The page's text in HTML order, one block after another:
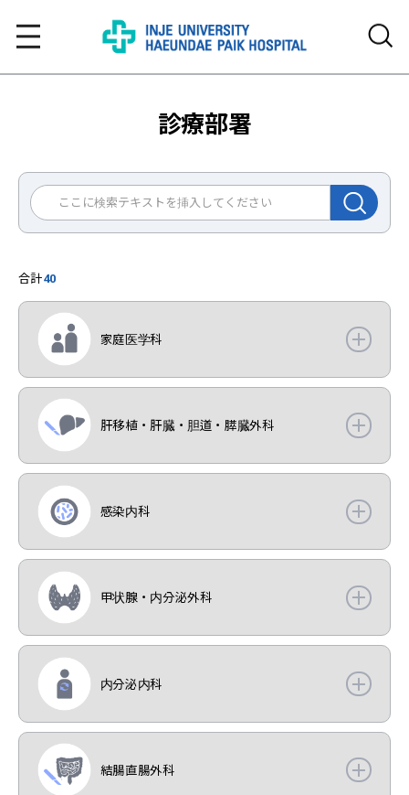
診療部署
合計40
家庭医学科
肝移植・肝臓・胆道・膵臓外科
感染内科
甲状腺・内分泌外科
内分泌内科
結腸直腸外科